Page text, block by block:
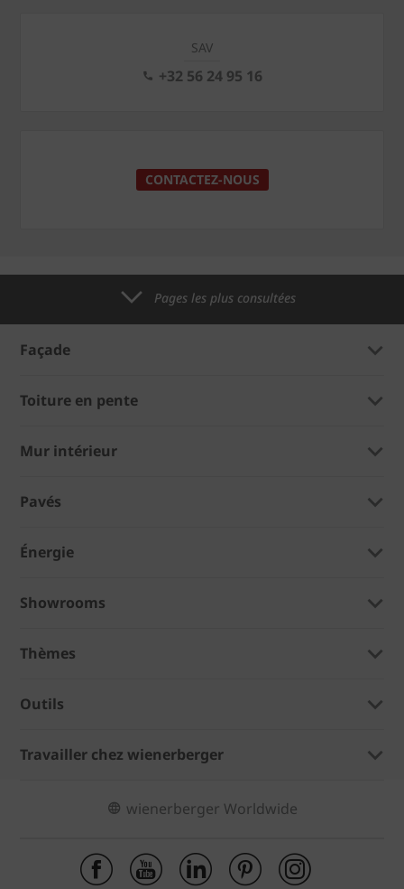
SAV
+32 56 24 95 16
CONTACTEZ-NOUS
Pages les plus consultées
Façade
Toiture en pente
Mur intérieur
Pavés
Énergie
Showrooms
Thèmes
Outils
Travailler chez wienerberger
wienerberger Worldwide